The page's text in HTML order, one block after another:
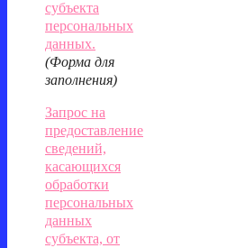
субъекта
персональных
данных.
(Форма для
заполнения)
Запрос на
предоставление
сведений,
касающихся
обработки
персональных
данных
субъекта, от